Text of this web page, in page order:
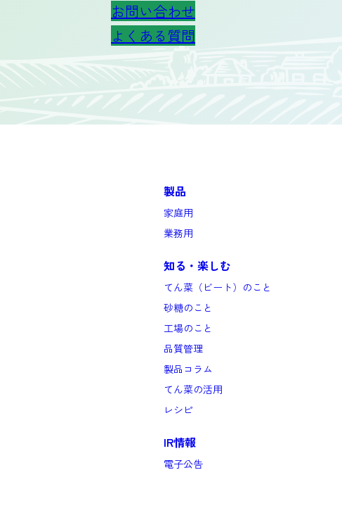
お問い合わせ
よくある質問
製品
家庭用
業務用
知る・楽しむ
てん菜（ビート）のこと
砂糖のこと
工場のこと
品質管理
製品コラム
てん菜の活用
レシピ
IR情報
電子公告